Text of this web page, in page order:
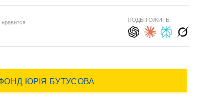
ПОДЫТОЖИТЬ: